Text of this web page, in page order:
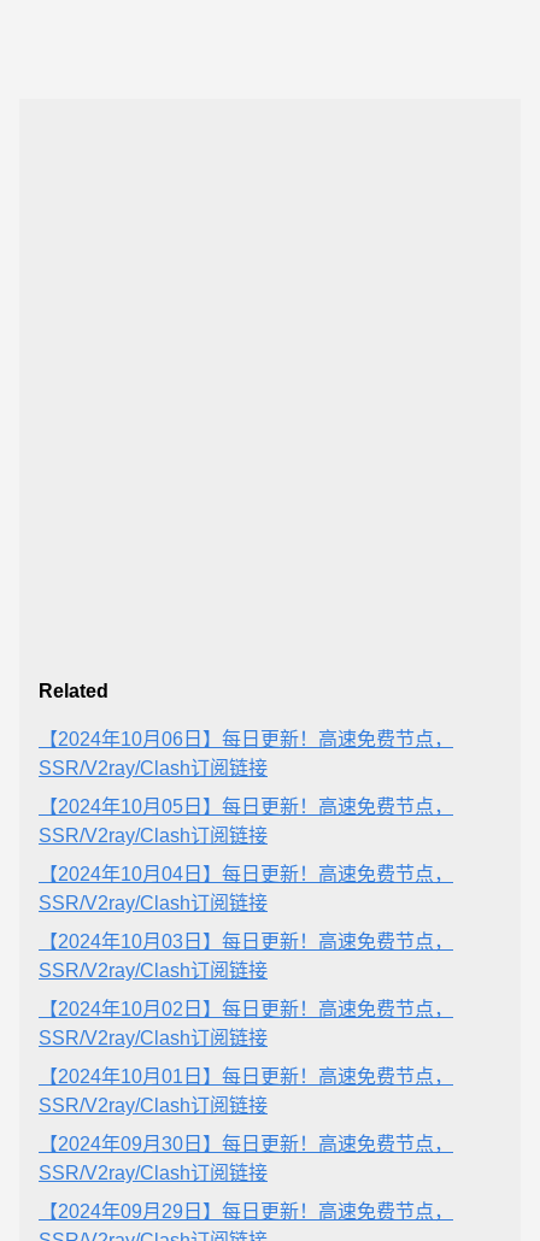
Related
【2024年10月06日】每日更新！高速免费节点，
SSR/V2ray/Clash订阅链接
【2024年10月05日】每日更新！高速免费节点，
SSR/V2ray/Clash订阅链接
【2024年10月04日】每日更新！高速免费节点，
SSR/V2ray/Clash订阅链接
【2024年10月03日】每日更新！高速免费节点，
SSR/V2ray/Clash订阅链接
【2024年10月02日】每日更新！高速免费节点，
SSR/V2ray/Clash订阅链接
【2024年10月01日】每日更新！高速免费节点，
SSR/V2ray/Clash订阅链接
【2024年09月30日】每日更新！高速免费节点，
SSR/V2ray/Clash订阅链接
【2024年09月29日】每日更新！高速免费节点，